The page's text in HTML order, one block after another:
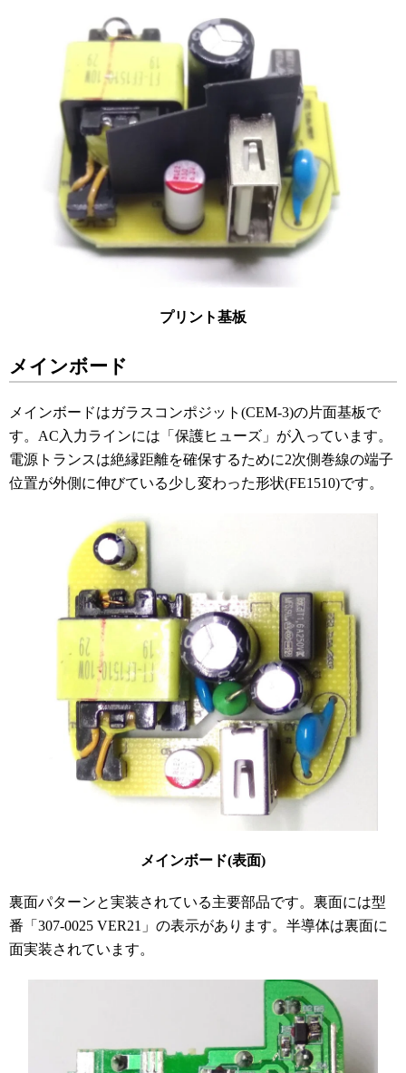
プリント基板
メインボード
メインボードはガラスコンポジット(CEM-3)の片面基板で
す。AC入力ラインには「保護ヒューズ」が入っています。
電源トランスは絶縁距離を確保するために2次側巻線の端子
位置が外側に伸びている少し変わった形状(FE1510)です。
メインボード(表面)
裏面パターンと実装されている主要部品です。裏面には型
番「307-0025 VER21」の表示があります。半導体は裏面に
面実装されています。